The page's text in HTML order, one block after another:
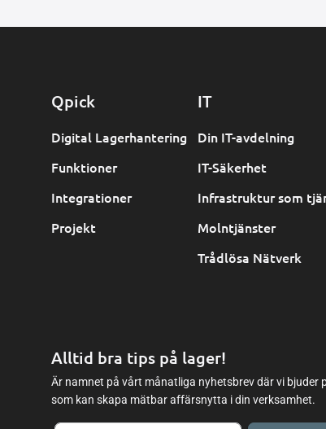
Qpick
Digital Lagerhantering
Funktioner
Integrationer
Projekt
IT
Din IT-avdelning
IT-Säkerhet
Infrastruktur som
Molntjänster
Trådlösa Nätverk
Alltid bra tips på lager!
Är namnet på vårt månatliga nyhetsbrev där vi bjuder
som kan skapa mätbar affärsnytta i din verksamhet.